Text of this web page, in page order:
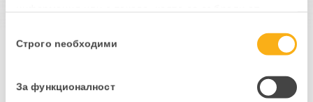
наСтрого nеобходими
За функционалностНАЧАЛЕН ПАКЕТ за